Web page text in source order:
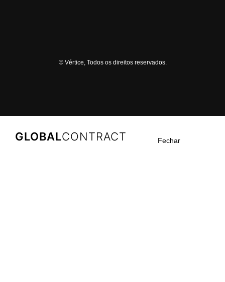
© Vértice, Todos os direitos reservados.
GLOBALCONTRACT Fechar